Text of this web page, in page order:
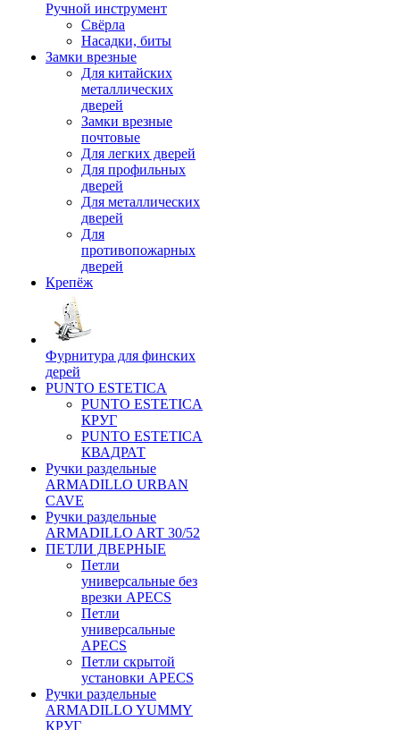
Ручной инструмент
Свёрла
Насадки, биты
Замки врезные
Для китайских
металлических
дверей
Замки врезные
почтовые
Для легких дверей
Для профильных
дверей
Для металлических
дверей
Для
противопожарных
дверей
Крепёж
Фурнитура для финских
дерей
PUNTO ESTETICA
PUNTO ESTETICA
КРУГ
PUNTO ESTETICA
КВАДРАТ
Ручки раздельные
ARMADILLO URBAN
CAVE
Ручки раздельные
ARMADILLO ART 30/52
ПЕТЛИ ДВЕРНЫЕ
Петли
универсальные без
врезки APECS
Петли
универсальные
APECS
Петли скрытой
установки APECS
Ручки раздельные
ARMADILLO YUMMY
КРУГ